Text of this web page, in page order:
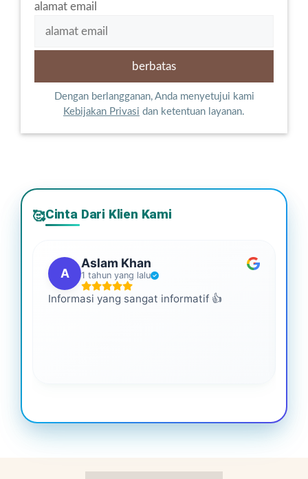
alamat email
Dengan berlangganan, Anda menyetujui kami
Kebijakan Privasi dan ketentuan layanan.
🥰Cinta Dari Klien Kami
A
Aslam Khan
1 tahun yang lalu
Informasi yang sangat informatif 👍